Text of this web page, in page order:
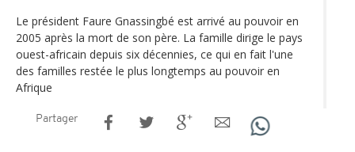
Le président Faure Gnassingbé est arrivé au pouvoir en
2005 après la mort de son père. La famille dirige le pays
ouest-africain depuis six décennies, ce qui en fait l'une
des familles restée le plus longtemps au pouvoir en
Afrique
Partager